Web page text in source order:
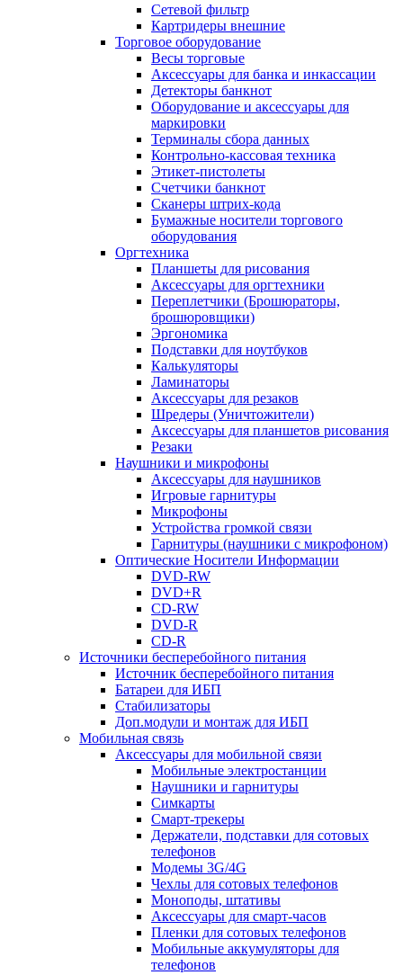
Сетевой фильтр
Картридеры внешние
Торговое оборудование
Весы торговые
Аксессуары для банка и инкассации
Детекторы банкнот
Оборудование и аксессуары для
маркировки
Терминалы сбора данных
Контрольно-кассовая техника
Этикет-пистолеты
Счетчики банкнот
Сканеры штрих-кода
Бумажные носители торгового
оборудования
Оргтехника
Планшеты для рисования
Аксессуары для оргтехники
Переплетчики (Брошюраторы,
брошюровщики)
Эргономика
Подставки для ноутбуков
Калькуляторы
Ламинаторы
Аксессуары для резаков
Шредеры (Уничтожители)
Аксессуары для планшетов рисования
Резаки
Наушники и микрофоны
Аксессуары для наушников
Игровые гарнитуры
Микрофоны
Устройства громкой связи
Гарнитуры (наушники с микрофоном)
Оптические Носители Информации
DVD-RW
DVD+R
CD-RW
DVD-R
CD-R
Источники бесперебойного питания
Источник бесперебойного питания
Батареи для ИБП
Стабилизаторы
Доп.модули и монтаж для ИБП
Мобильная связь
Аксессуары для мобильной связи
Мобильные электростанции
Наушники и гарнитуры
Симкарты
Смарт-трекеры
Держатели, подставки для сотовых
телефонов
Модемы 3G/4G
Чехлы для сотовых телефонов
Моноподы, штативы
Аксессуары для смарт-часов
Пленки для сотовых телефонов
Мобильные аккумуляторы для
телефонов